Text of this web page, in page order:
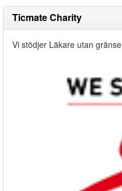
Ticmate Charity
Vi stödjer Läkare utan